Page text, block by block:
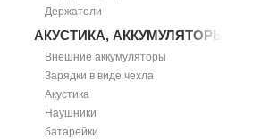
Держатели
АКУСТИКА, АККУМУЛЯТОРЫ
Внешние аккумуляторы
Зарядки в виде чехла
Акустика
Наушники
батарейки